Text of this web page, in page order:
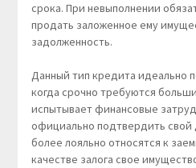
срока. При невыполнении
продать заложенное ему
задолженность.
Данный тип кредита идеально
когда срочно требуются
испытывает финансовые
официально подтвердить
более лояльно относятся к
качестве залога свое